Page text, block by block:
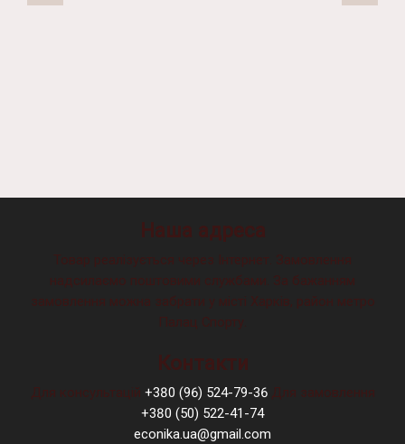
Наша адреса
Товар реалізується через Інтернет. Замовлення
надсилаємо поштовими службами. За бажанням
замовлення можна забрати у місті Харків, район метро
Палац Спорту.
Контакти
Для консультацій +380 (96) 524-79-36 Для замовлення
+380 (50) 522-41-74
econika.ua@gmail.com